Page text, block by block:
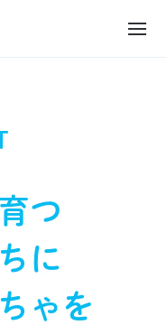
つ
に
ゃを